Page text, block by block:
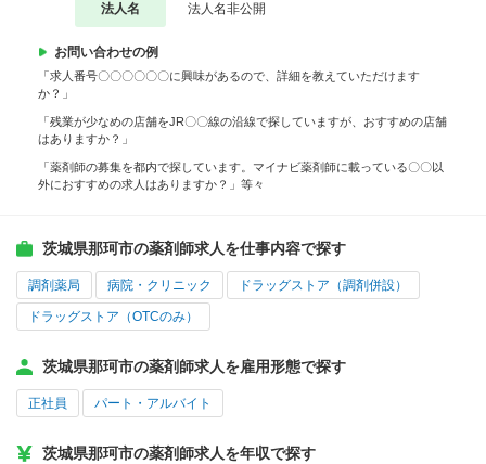
法人名 法人名非公開
お問い合わせの例
「求人番号〇〇〇〇〇〇に興味があるので、詳細を教えていただけます
か？」
「残業が少なめの店舗をJR〇〇線の沿線で探していますが、おすすめの店舗
はありますか？」
「薬剤師の募集を都内で探しています。マイナビ薬剤師に載っている〇〇以
外におすすめの求人はありますか？」等々
茨城県那珂市の薬剤師求人を仕事内容で探す
調剤薬局 病院・クリニック ドラッグストア（調剤併設）
ドラッグストア（OTCのみ）
茨城県那珂市の薬剤師求人を雇用形態で探す
正社員 パート・アルバイト
茨城県那珂市の薬剤師求人を年収で探す